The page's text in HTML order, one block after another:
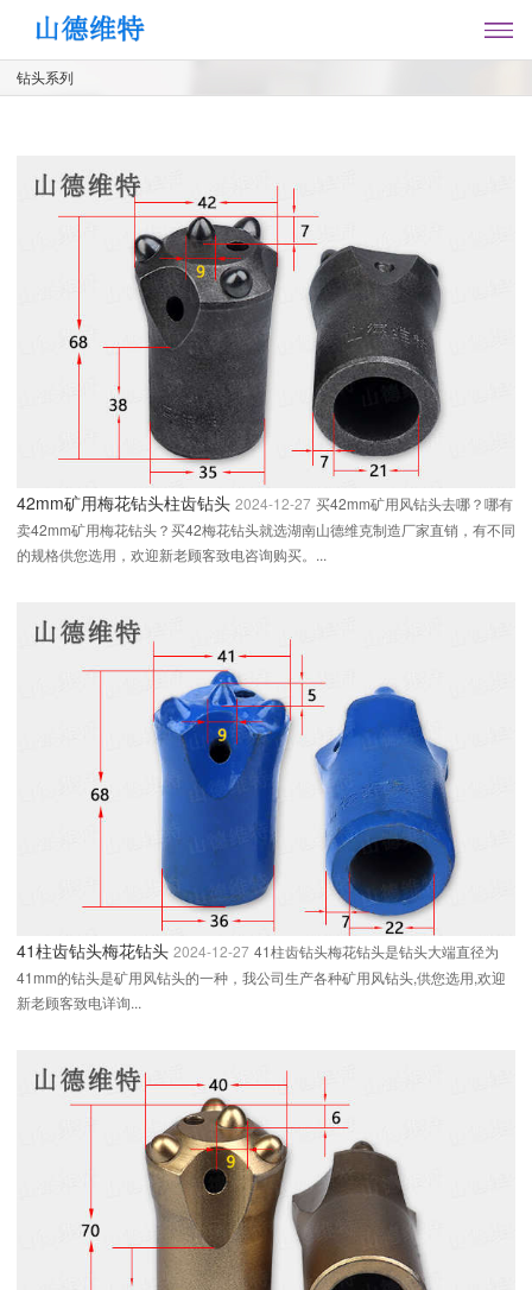
钻头系列
42mm矿用梅花钻头柱齿钻头 2024-12-27 买42mm矿用风钻头去哪？哪有
卖42mm矿用梅花钻头？买42梅花钻头就选湖南山德维克制造厂家直销，有不同
的规格供您选用，欢迎新老顾客致电咨询购买。...
41柱齿钻头梅花钻头 2024-12-27 41柱齿钻头梅花钻头是钻头大端直径为
41mm的钻头是矿用风钻头的一种，我公司生产各种矿用风钻头,供您选用,欢迎
新老顾客致电详询...